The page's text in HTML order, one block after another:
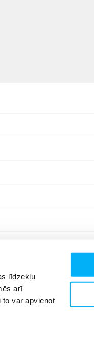
līdzekļu
arī
var apvienot